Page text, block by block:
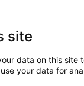
und der
darunter
site
data on this
your data for